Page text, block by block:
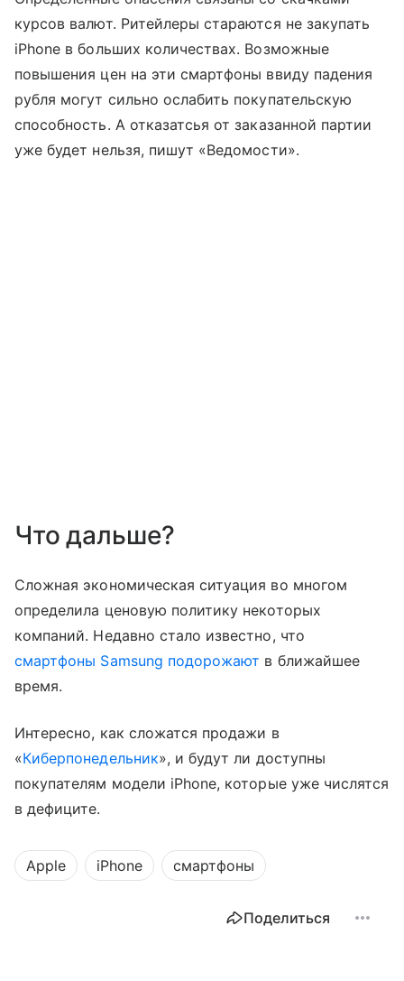
курсов валют. Ритейлеры стараются не закупать
iPhone в больших количествах. Возможные
повышения цен на эти смартфоны ввиду падения
рубля могут сильно ослабить покупательскую
способность. А отказатсья от заказанной партии
уже будет нельзя, пишут «Ведомости».
Что дальше?
Сложная экономическая ситуация во многом
определила ценовую политику некоторых
компаний. Недавно стало известно, что
смартфоны Samsung подорожают в ближайшее
время.
Интересно, как сложатся продажи в
«Киберпонедельник», и будут ли доступны
покупателям модели iPhone, которые уже числятся
в дефиците.
Apple iPhone смартфоны
Поделиться